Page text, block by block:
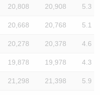
20,808 20,908 5.3
20,668 20,768 5.1
20,278 20,378 4.6
19,878 19,978 4.3
21,298 21,398 5.9